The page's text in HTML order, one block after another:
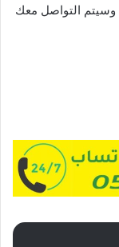
وسيتم التواصل معك